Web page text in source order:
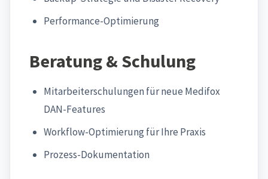
Performance-Optimierung
Beratung & Schulung
Mitarbeiterschulungen für neue Medifox
DAN-Features
Workflow-Optimierung für Ihre Praxis
Prozess-Dokumentation